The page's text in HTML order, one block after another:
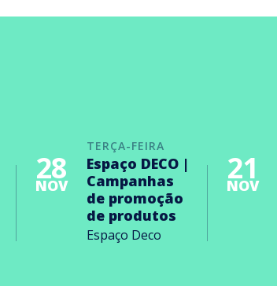
TERÇA-FEIRA
28
NOV
Espaço DECO |
Campanhas
de promoção
de produtos
Espaço Deco
21
NOV